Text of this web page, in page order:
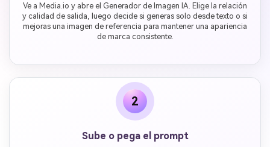
Ve a Media.io y abre el Generador de Imagen IA. Elige la relación
y calidad de salida, luego decide si generas solo desde texto o si
mejoras una imagen de referencia para mantener una apariencia
de marca consistente.
2
Sube o pega el prompt